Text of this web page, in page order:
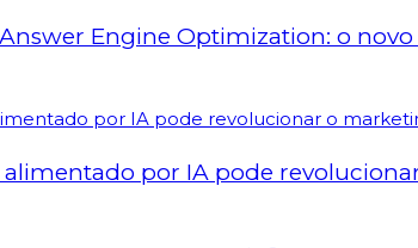
Answer Engine Optimization: o
por IA pode